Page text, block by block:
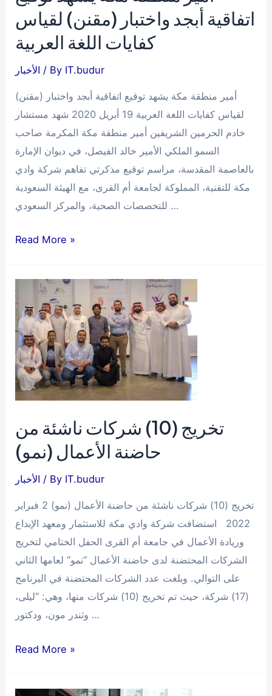
اتفاقية أبجد واختبار (مقنن) لقياس
كفايات اللغة العربية
الأخبار / By IT.budur
أمير منطقة مكة يشهد توقيع اتفاقية أبجد واختبار (مقنن)
لقياس كفايات اللغة العربية 19 أبريل 2020 شهد مستشار
خادم الحرمين الشريفين أمير منطقة مكة المكرمة صاحب
السمو الملكي الأمير خالد الفيصل، في ديوان الإمارة
بالعاصمة المقدسة، مراسم توقيع مذكرتي تفاهم شركة وادي
مكة للتقنية، المملوكة لجامعة أم القرى، مع الهيئة السعودية
للتخصصات الصحية، والمركز السعودي …
أمير
يشهد
توقيع
اتفاقية
أبجد
واختبار
(مقنن)
لقياس
اللغة
العربية
Read More »
تخريج (10) شركات ناشئة من
حاضنة الأعمال (نمو)
الأخبار / By IT.budur
تخريج (10) شركات ناشئة من حاضنة الأعمال (نمو) 2 فبراير
2022 استضافت شركة وادي مكة للاستثمار ومعهد الإبداع
وريادة الأعمال في جامعة أم القرى الحفل الختامي لتخريج
الشركات المحتضنة لدى حاضنة الأعمال “نمو“ لعامها الثاني
على التوالي. وبلغت عدد الشركات المحتضنة في البرنامج
(17) شركة، حيث تم تخريج (10) شركات منها، وهي: “ليلى،
وثندر مون، ودكتور …
تخريج
Read More »